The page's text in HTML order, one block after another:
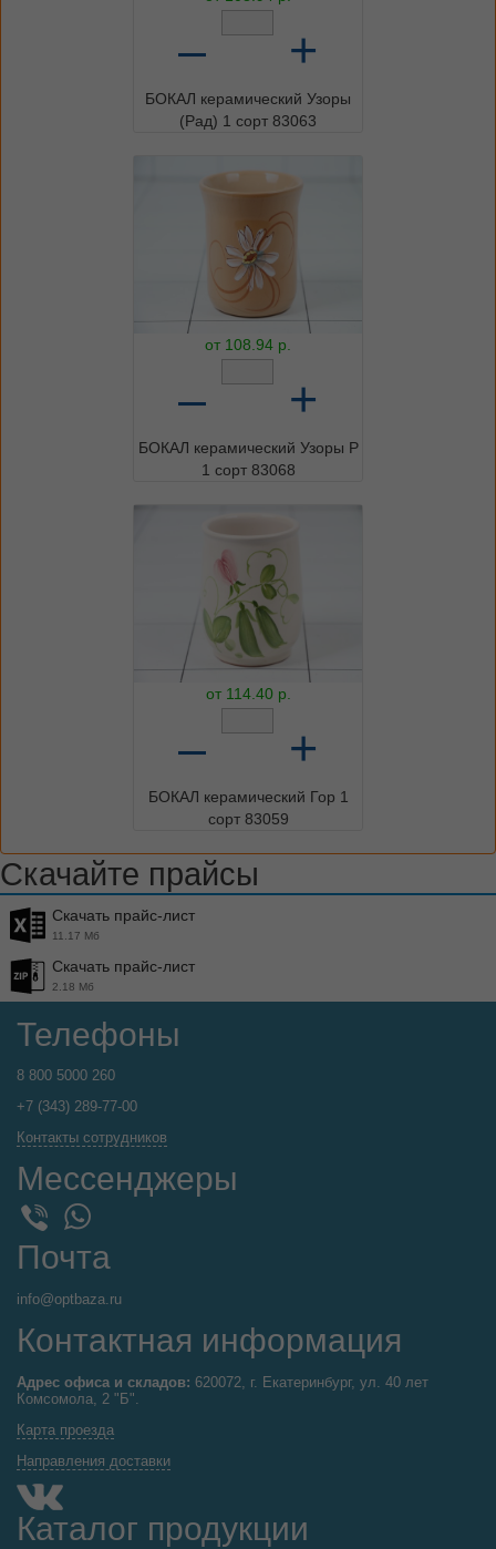
– +
БОКАЛ керамический Узоры
(Рад) 1 сорт 83063
от 108.94 р.
– +
БОКАЛ керамический Узоры Р
1 сорт 83068
от 114.40 р.
– +
БОКАЛ керамический Гор 1
сорт 83059
Скачайте прайсы
Скачать прайс-лист
11.17 Мб
Скачать прайс-лист
2.18 Мб
Телефоны
8 800 5000 260
+7 (343) 289-77-00
Контакты сотрудников
Мессенджеры
WhatsApp
Почта
info@optbaza.ru
Контактная информация
Адрес офиса и складов: 620072, г. Екатеринбург, ул. 40 лет
Комсомола, 2 "Б".
Карта проезда
Направления доставки
Каталог продукции